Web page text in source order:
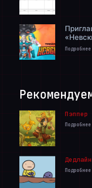
Подробнее
Подробнее
Дедлайн
Подробнее